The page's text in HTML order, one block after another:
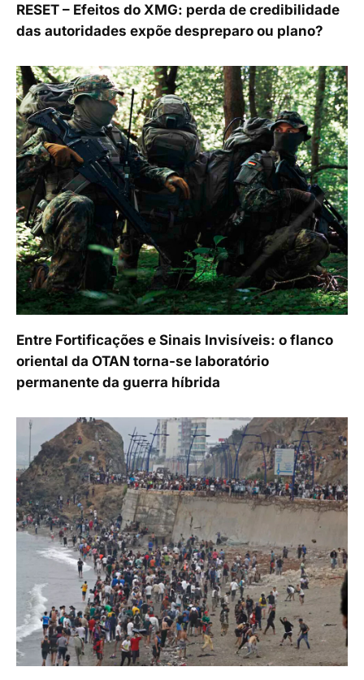
RESET – Efeitos do XMG: perda de credibilidade
das autoridades expõe despreparo ou plano?
Entre Fortificações e Sinais Invisíveis: o flanco
oriental da OTAN torna-se laboratório
permanente da guerra híbrida